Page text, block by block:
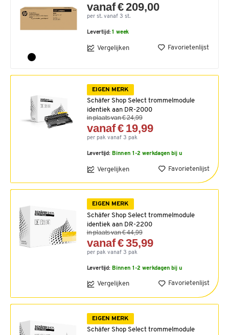
vanaf € 209,00
per st. vanaf 3 st.
Levertijd:1 week
Vergelijken Favorietenlijst
EIGEN MERK
Schäfer Shop Select trommelmodule
identiek aan DR-2000
in plaats van € 24,99
vanaf € 19,99
per pak vanaf 3 pak
Levertijd: Binnen 1-2 werkdagen bij u
Vergelijken Favorietenlijst
EIGEN MERK
Schäfer Shop Select trommelmodule
identiek aan DR-2200
in plaats van € 44,99
vanaf € 35,99
per pak vanaf 3 pak
Levertijd: Binnen 1-2 werkdagen bij u
Vergelijken Favorietenlijst
EIGEN MERK
Schäfer Shop Select trommelmodule